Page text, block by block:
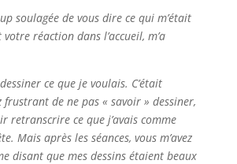
soulagée de vous dire ce qui m’était
réaction dans l’accueil, m’a
ce que je voulais. C’était
frustrant de ne pas « savoir » dessiner,
retranscrire ce que j’avais comme
Mais après les séances, vous m’avez
disant que mes dessins étaient beaux